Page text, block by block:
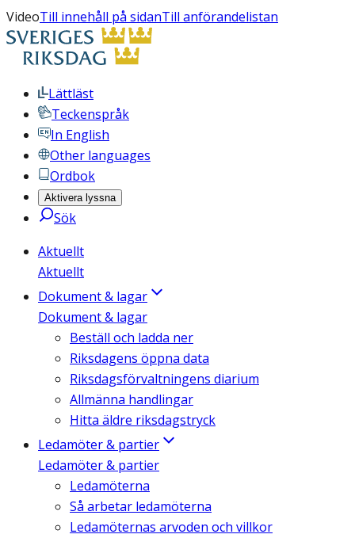
VideoTill innehåll på sidanTill anförandelistan
Lättläst
Teckenspråk
In English
Other languages
Ordbok
Aktivera lyssna
Sök
Aktuellt
Aktuellt
Dokument & lagar
Dokument & lagar
Beställ och ladda ner
Riksdagens öppna data
Riksdagsförvaltningens diarium
Allmänna handlingar
Hitta äldre riksdagstryck
Ledamöter & partier
Ledamöter & partier
Ledamöterna
Så arbetar ledamöterna
Ledamöternas arvoden och villkor